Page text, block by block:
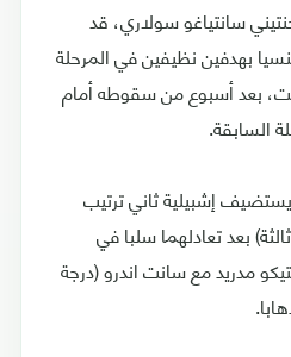
سانتياغو سولاري، قد
بهدفين نظيفين في المرحلة
بعد أسبوع من سقوطه أمام
السابقة.
يستضيف إشبيلية ثاني ترتيب
بعد تعادلهما سلبا في
مدريد مع سانت اندرو (درجة